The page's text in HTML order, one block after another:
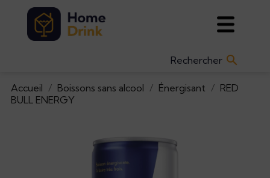

Accueil Boissons sans alcool Énergisant
RED
BULL ENERGY